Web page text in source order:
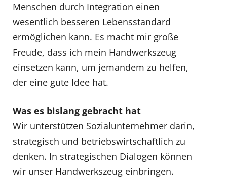
Menschen durch Integration einen
wesentlich besseren Lebensstandard
ermöglichen kann. Es macht mir große
Freude, dass ich mein Handwerkszeug
einsetzen kann, um jemandem zu helfen,
der eine gute Idee hat.
Was es bislang gebracht hat
Wir unterstützen Sozialunternehmer darin,
strategisch und betriebswirtschaftlich zu
denken. In strategischen Dialogen können
wir unser Handwerkszeug einbringen.